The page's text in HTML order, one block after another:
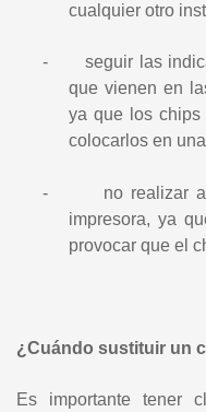
cualquier otro
-
seguir las
que vienen en
ya que los
colocarlos en
-
no realizar
impresora, ya
provocar que el
¿Cuándo sustituir un
Es importante tener